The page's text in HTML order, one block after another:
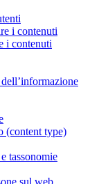
i contenuti
i contenuti
(content type)
tassonomie
sul web